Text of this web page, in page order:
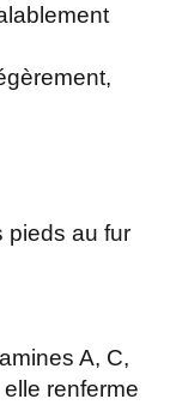
pieds au fur
A, C,
renferme